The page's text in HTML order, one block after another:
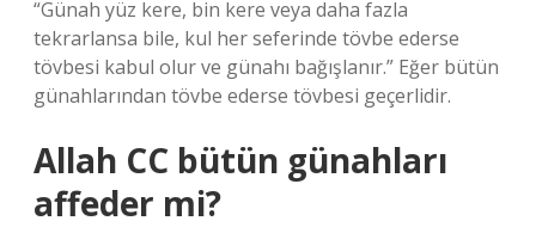
“Günah yüz kere, bin kere veya daha fazla
tekrarlansa bile, kul her seferinde tövbe ederse
tövbesi kabul olur ve günahı bağışlanır.” Eğer bütün
günahlarından tövbe ederse tövbesi geçerlidir.
Allah CC bütün günahları
affeder mi?